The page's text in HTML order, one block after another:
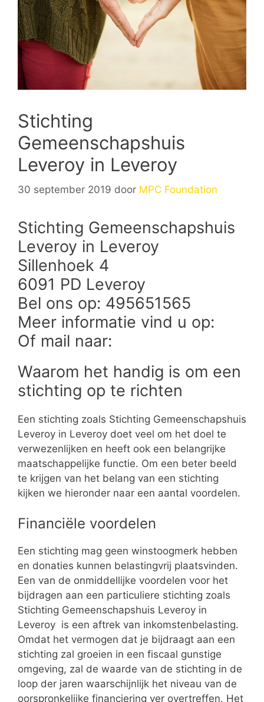
Stichting
Gemeenschapshuis
Leveroy in Leveroy
30 september 2019 door MPC Foundation
Stichting Gemeenschapshuis
Leveroy in Leveroy
Sillenhoek 4
6091 PD Leveroy
Bel ons op: 495651565
Meer informatie vind u op:
Of mail naar:
Waarom het handig is om een
stichting op te richten
Een stichting zoals Stichting Gemeenschapshuis
Leveroy in Leveroy doet veel om het doel te
verwezenlijken en heeft ook een belangrijke
maatschappelijke functie. Om een beter beeld
te krijgen van het belang van een stichting
kijken we hieronder naar een aantal voordelen.
Financiële voordelen
Een stichting mag geen winstoogmerk hebben
en donaties kunnen belastingvrij plaatsvinden.
Een van de onmiddellijke voordelen voor het
bijdragen aan een particuliere stichting zoals
Stichting Gemeenschapshuis Leveroy in
Leveroy is een aftrek van inkomstenbelasting.
Omdat het vermogen dat je bijdraagt aan een
stichting zal groeien in een fiscaal gunstige
omgeving, zal de waarde van de stichting in de
loop der jaren waarschijnlijk het niveau van de
oorspronkelijke financiering ver overtreffen. Het